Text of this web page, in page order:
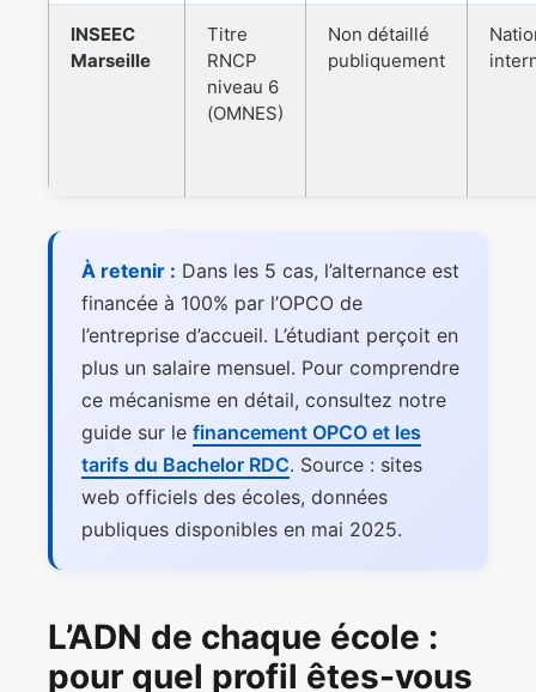
INSEEC
Marseille
Titre
RNCP
niveau 6
(OMNES)
Non détaillé
publiquement
À retenir : Dans les 5 cas, l’alternance est
financée à 100% par l’OPCO de
l’entreprise d’accueil. L’étudiant perçoit en
plus un salaire mensuel. Pour comprendre
ce mécanisme en détail, consultez notre
guide sur le financement OPCO et les
tarifs du Bachelor RDC. Source : sites
web officiels des écoles, données
publiques disponibles en mai 2025.
L’ADN de chaque école :
pour quel profil êtes-vous